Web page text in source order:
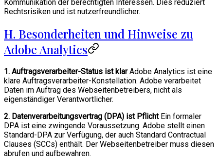
Kommunikation der berechtigten Interessen. Dies reduziert
Rechtsrisiken und ist nutzerfreundlicher.
H. Besonderheiten und Hinweise zu
Adobe Analytics
1. Auftragsverarbeiter-Status ist klarAdobe Analytics ist eine
klare Auftragsverarbeiter-Konstellation. Adobe verarbeitet
Daten im Auftrag des Webseitenbetreibers, nicht als
eigenständiger Verantwortlicher.
2. Datenverarbeitungsvertrag (DPA) ist PflichtEin formaler
DPA ist eine zwingende Voraussetzung. Adobe stellt einen
Standard-DPA zur Verfügung, der auch Standard Contractual
Clauses (SCCs) enthält. Der Webseitenbetreiber muss diesen
abrufen und aufbewahren.